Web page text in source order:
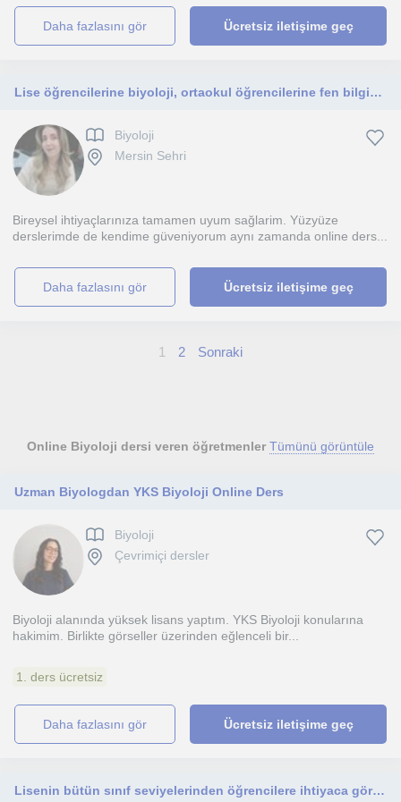
daha fazlasını gör Ücretsiz iletişime geç
Lise öğrencilerine biyoloji, ortaokul öğrencilerine fen bilgisi dersi veriyorum
Biyoloji
Mersin Sehri
Bireysel ihtiyaçlarınıza tamamen uyum sağlarim. Yüzyüze
derslerimde de kendime güveniyorum aynı zamanda online ders...
daha fazlasını gör Ücretsiz iletişime geç
1 2 Sonraki
Online Biyoloji dersi veren öğretmenler Tümünü görüntüle
Uzman Biyologdan YKS Biyoloji Online Ders
Biyoloji
Çevrimiçi dersler
Biyoloji alanında yüksek lisans yaptım. YKS Biyoloji konularına
hakimim. Birlikte görseller üzerinden eğlenceli bir...
1. ders ücretsiz
daha fazlasını gör Ücretsiz iletişime geç
Lisenin bütün sınıf seviyelerinden öğrencilere ihtiyaca göre yazılı sınavlar için ya da YKS sınavı için ders anlatmaya uygunum.